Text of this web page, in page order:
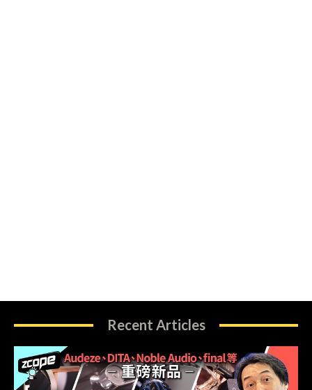
Recent Articles